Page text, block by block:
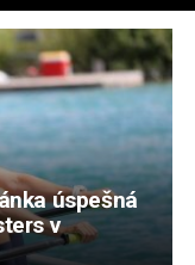
úspešná
v